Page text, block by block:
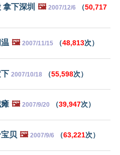
下深圳 🖼️ 2007/12/6 （50,717
🖼️ 2007/11/15 （48,813次）
2007/10/18 （55,598次）
🖼️ 2007/9/20 （39,947次）
贝 🖼️ 2007/9/6 （63,221次）